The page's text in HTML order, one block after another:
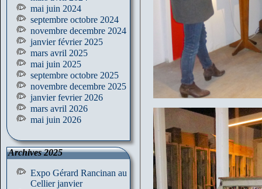
mai juin 2024
septembre octobre 2024
novembre decembre 2024
janvier février 2025
mars avril 2025
mai juin 2025
septembre octobre 2025
novembre decembre 2025
janvier fevrier 2026
mars avril 2026
mai juin 2026
Archives 2025
Expo Gérard Rancinan au
Cellier janvier